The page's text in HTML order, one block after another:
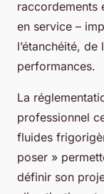
raccordements
en service –
l’étanchéité,
performances.
La
professionnel
fluides
poser »
définir son